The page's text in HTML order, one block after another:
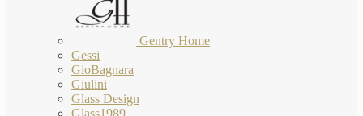
Gentry Home
Gessi
GioBagnara
Giulini
Glass Design